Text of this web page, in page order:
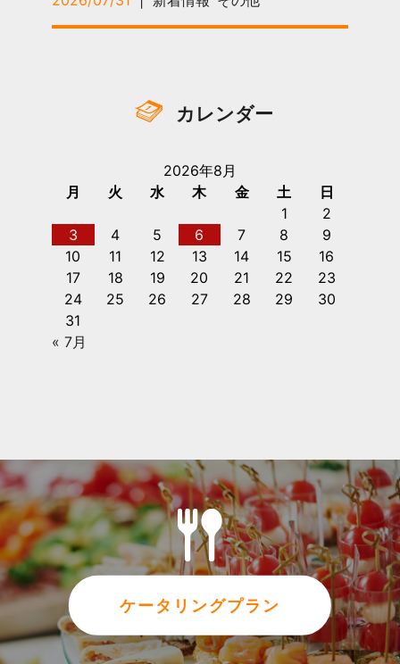
カレンダー
2026年8月
月
火 水 木 金 土
日
1
2
3
4 5 6 7 8
9
10
11 12 13 14 15
16
17
18 19 20 21 22
23
24
25 26 27 28 29
30
31
« 7月
ケータリングプラン